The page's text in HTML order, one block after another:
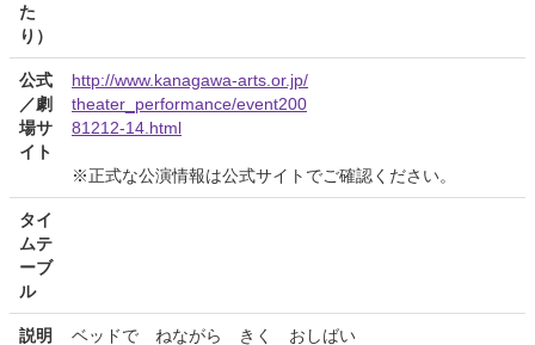
た
り）
公式
／劇
場サ
イト
http://www.kanagawa-arts.or.jp/
theater_performance/event200
81212-14.html
※正式な公演情報は公式サイトでご確認ください。
タイ
ムテ
ーブ
ル
説明 ベッドで ねながら きく おしばい